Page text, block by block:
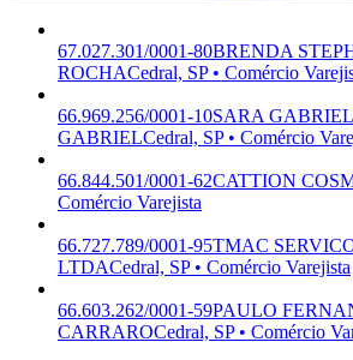
67.027.301/0001-80BRENDA
ROCHACedral, SP • Comércio
66.969.256/0001-10SARA
GABRIELCedral, SP • Comércio
66.844.501/0001-62CATTION
Comércio Varejista
66.727.789/0001-95TMAC
LTDACedral, SP • Comércio Varejista
66.603.262/0001-59PAULO
CARRAROCedral, SP • Comércio